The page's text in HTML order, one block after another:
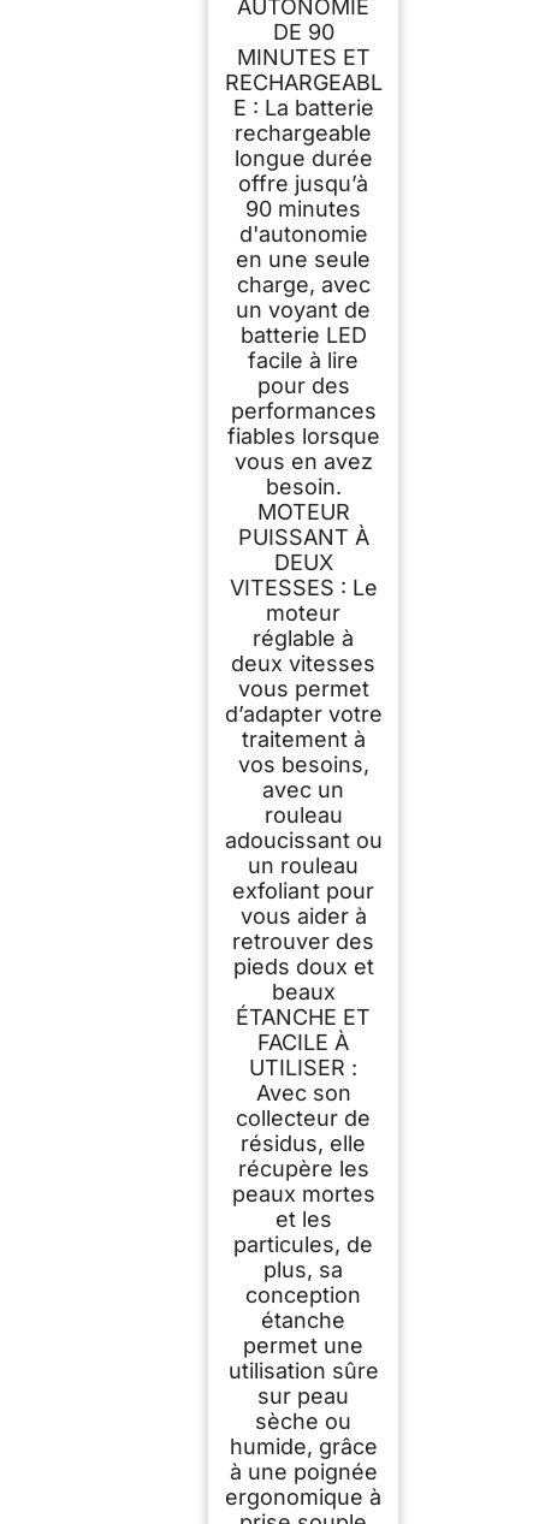
AUTONOMIE
DE 90
MINUTES ET
RECHARGEABL
E : La batterie
rechargeable
longue durée
offre jusqu’à
90 minutes
d'autonomie
en une seule
charge, avec
un voyant de
batterie LED
facile à lire
pour des
performances
fiables lorsque
vous en avez
besoin.
MOTEUR
PUISSANT À
DEUX
VITESSES : Le
moteur
réglable à
deux vitesses
vous permet
d’adapter votre
traitement à
vos besoins,
avec un
rouleau
adoucissant ou
un rouleau
exfoliant pour
vous aider à
retrouver des
pieds doux et
beaux
ÉTANCHE ET
FACILE À
UTILISER :
Avec son
collecteur de
résidus, elle
récupère les
peaux mortes
et les
particules, de
plus, sa
conception
étanche
permet une
utilisation sûre
sur peau
sèche ou
humide, grâce
à une poignée
ergonomique à